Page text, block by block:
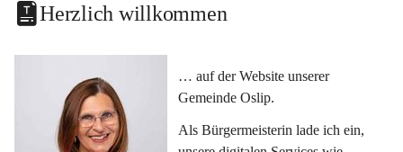
Herzlich willkommen
… auf der Website unserer
Gemeinde Oslip.
Als Bürgermeisterin lade ich ein,